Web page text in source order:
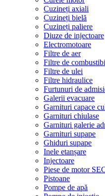
Cuzineți axiali
Cuzineți bielă
Cuzineți paliere
Diuze de injectoare
Electromotoare
Filtre de aer
Filtre de
Filtre de ulei
Filtre hidraulice
Furtunuri de
Galerii evacuare
Garnituri capace
Garnituri chiulase
Garnituri galerie
Garnituri supape
Ghiduri supape
Inele etanșare
Injectoare
Piese de motor
Pistoane
Pompe de apă